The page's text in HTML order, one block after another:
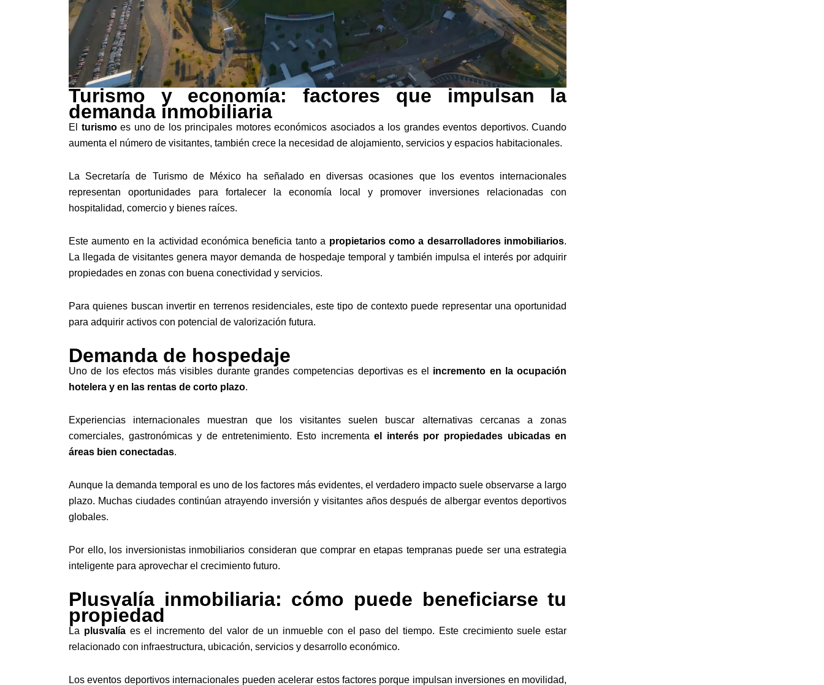
Turismo y economía: factores que impulsan la
demanda inmobiliaria
El turismoes uno de los principales motores económicos asociados a los grandes eventos deportivos. Cuando
aumenta el número de visitantes, también crece la necesidad de alojamiento, servicios y espacios habitacionales.
La Secretaría de Turismo de México ha señalado en diversas ocasiones que los eventos internacionales
representan oportunidades para fortalecer la economía local y promover inversiones relacionadas con
hospitalidad, comercio y bienes raíces.
Este aumento en la actividad económica beneficia tanto a propietarios como a desarrolladores inmobiliarios.
La llegada de visitantes genera mayor demanda de hospedaje temporal y también impulsa el interés por adquirir
propiedades en zonas con buena conectividad y servicios.
Para quienes buscan invertir en terrenos residenciales, este tipo de contexto puede representar una oportunidad
para adquirir activos con potencial de valorización futura.
Demanda de hospedaje
Uno de los efectos más visibles durante grandes competencias deportivas es el
incremento en la ocupación
hotelera y en las rentas de corto plazo.
Experiencias internacionales muestran que los visitantes suelen buscar alternativas cercanas a zonas
comerciales, gastronómicas y de entretenimiento. Esto incrementael interés por propiedades ubicadas en
áreas bien conectadas.
Aunque la demanda temporal es uno de los factores más evidentes, el verdadero impacto suele observarse a largo
plazo. Muchas ciudades continúan atrayendo inversión y visitantes años después de albergar eventos deportivos
globales.
Por ello, los inversionistas inmobiliarios consideran que comprar en etapas tempranas puede ser una estrategia
inteligente para aprovechar el crecimiento futuro.
Plusvalía inmobiliaria: cómo puede beneficiarse tu
propiedad
La plusvalía es el incremento del valor de un inmueble con el paso del tiempo. Este crecimiento suele estar
relacionado con infraestructura, ubicación, servicios y desarrollo económico.
Los eventos deportivos internacionales pueden acelerar estos factores porque impulsan inversiones en movilidad,